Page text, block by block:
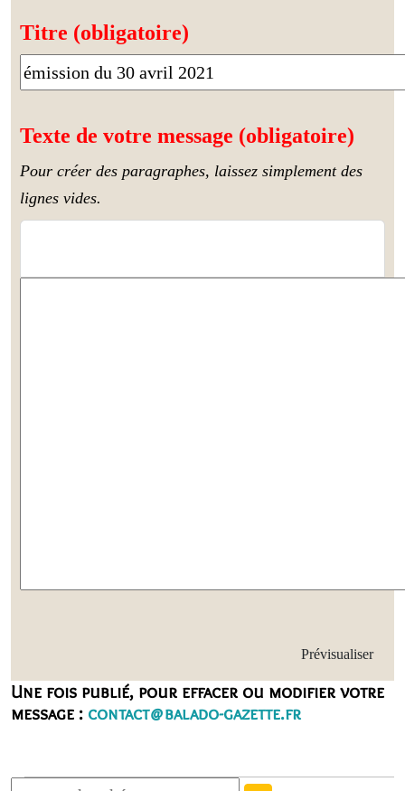
Titre (obligatoire)
Texte de votre message (obligatoire)
Pour créer des paragraphes, laissez simplement des
lignes vides.
Une fois publié, pour effacer ou modifier votre
message : contact@balado-gazette.fr